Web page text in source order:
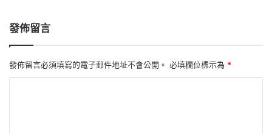
發佈留言
發佈留言必須填寫的電子郵件地址不會公開。 必填欄位標示為 *